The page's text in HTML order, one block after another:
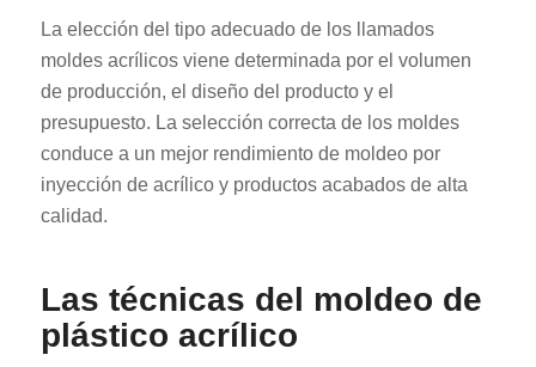
La elección del tipo adecuado de los llamados
moldes acrílicos viene determinada por el volumen
de producción, el diseño del producto y el
presupuesto. La selección correcta de los moldes
conduce a un mejor rendimiento de moldeo por
inyección de acrílico y productos acabados de alta
calidad.
Las técnicas del moldeo de
plástico acrílico